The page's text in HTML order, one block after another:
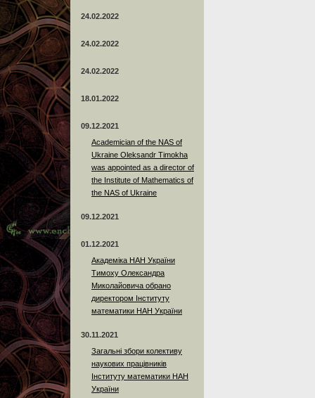
24.02.2022
24.02.2022
24.02.2022
18.01.2022
09.12.2021
Academician of the NAS of
Ukraine Oleksandr Timokha
was appointed as a director of
the Institute of Mathematics of
the NAS of Ukraine
09.12.2021
01.12.2021
Академіка НАН України
Тимоху Олександра
Миколайовича обрано
директором Інституту
математики НАН України
30.11.2021
Загальні збори колективу
наукових працівників
Інституту математики НАН
України